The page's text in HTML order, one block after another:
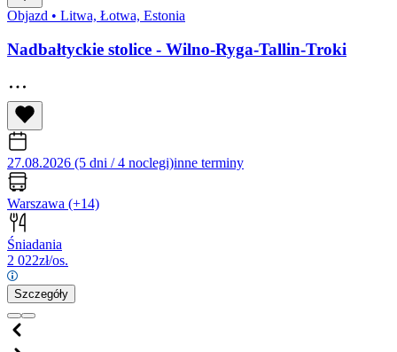
Objazd • Litwa, Łotwa, Estonia
Nadbałtyckie stolice - Wilno-Ryga-Tallin-Troki
27.08.2026 (5 dni / 4 noclegi)inne terminy
Warszawa (+14)
Śniadania
2 022zł/os.
Szczegóły